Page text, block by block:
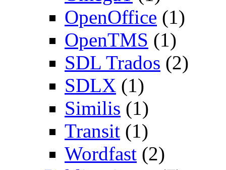
OpenOffice (1)
OpenTMS (1)
SDL Trados (2)
SDLX (1)
Similis (1)
Transit (1)
Wordfast (2)